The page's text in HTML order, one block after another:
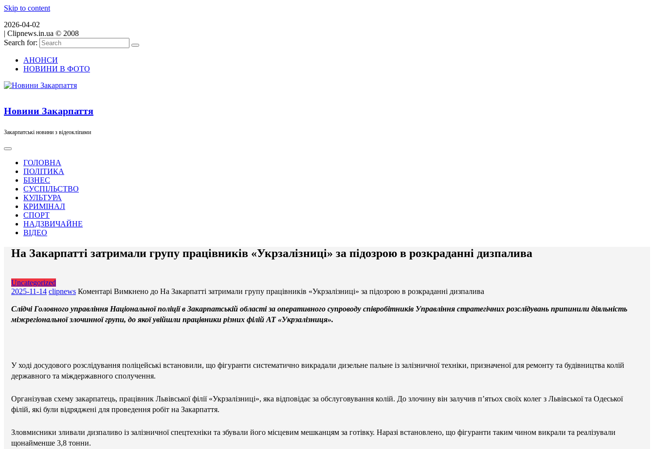
Skip to content
2026-04-02
| Clipnews.in.ua © 2008
Search for:
АНОНСИ
НОВИНИ В ФОТО
Новини Закарпаття
Закарпатські новини з відеокліпами
ГОЛОВНА
ПОЛІТИКА
БІЗНЕС
СУСПІЛЬСТВО
КУЛЬТУРА
КРИМІНАЛ
СПОРТ
НАДЗВИЧАЙНЕ
ВІДЕО
На Закарпатті затримали групу працівників «Укрзалізниці» за підозрою в розкраданні дизпалива
Uncategorized
2025-11-14 clipnews Коментарі Вимкнено до На Закарпатті затримали групу працівників «Укрзалізниці» за підозрою в розкраданні дизпалива
Слідчі Головного управління Національної поліції в Закарпатській області за оперативного супроводу співробітників Управління стратегічних розслідувань припинили діяльність
міжрегіональної злочинної групи, до якої увійшли працівники різних філій АТ «Укрзалізниця».
У ході досудового розслідування поліцейські встановили, що фігуранти систематично викрадали дизельне пальне із залізничної техніки, призначеної для ремонту та будівництва колій
державного та міждержавного сполучення.
Організував схему закарпатець, працівник Львівської філії «Укрзалізниці», яка відповідає за обслуговування колій. До злочину він залучив п’ятьох своїх колег з Львівської та Одеської
філій, які були відряджені для проведення робіт на Закарпаття.
Зловмисники зливали дизпаливо із залізничної спецтехніки та збували його місцевим мешканцям за готівку. Наразі встановлено, що фігуранти таким чином викрали та реалізували
щонайменше 3,8 тонни.